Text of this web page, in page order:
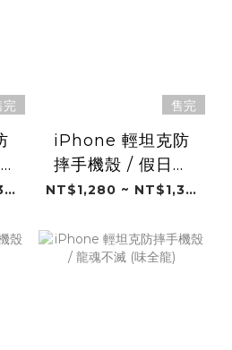
完
NT$1,280 ~ NT$1,380
售完
iPhone 輕坦克防
摔手機殼 / 假日球
衣 (味全龍)
NT$1,280 ~ NT$1,380